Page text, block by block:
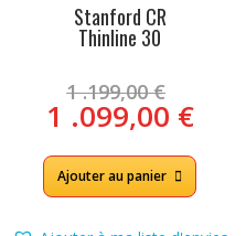
Stanford CR
Thinline 30
1 .199,00€ prix
initial
était :
1
1 .099,00 €Le
prix
est :
Ajouter au panier